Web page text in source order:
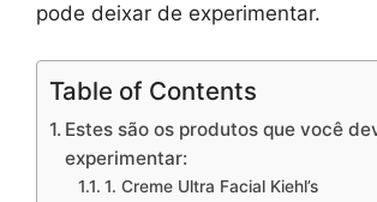
pode deixar de experimentar.
Table of Contents
Estes são os produtos que você
experimentar:
1. Creme Ultra Facial Kiehl’s